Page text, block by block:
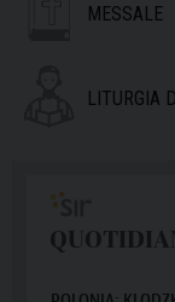
MESSALE
LITURGIA